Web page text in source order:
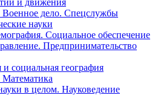
Военное дело. Спецслужбы
науки
Социальное обеспечение
Предпринимательство
социальная география
Математика
в целом. Науковедение